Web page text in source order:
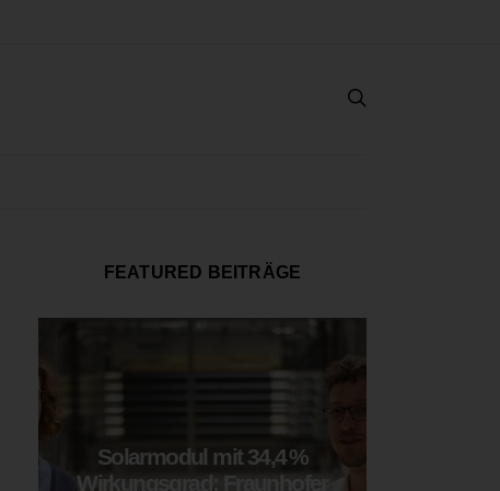
FEATURED BEITRÄGE
Solarmodul mit 34,4 %
Wirkungsgrad: Fraunhofer